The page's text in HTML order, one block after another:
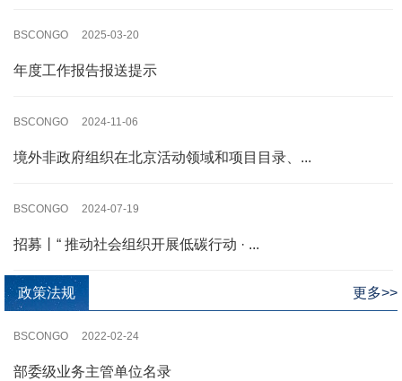
BSCONGO 2025-03-20
年度工作报告报送提示
BSCONGO 2024-11-06
境外非政府组织在北京活动领域和项目目录、...
BSCONGO 2024-07-19
招募丨“ 推动社会组织开展低碳行动 · ...
政策法规 更多>>
BSCONGO 2022-02-24
部委级业务主管单位名录